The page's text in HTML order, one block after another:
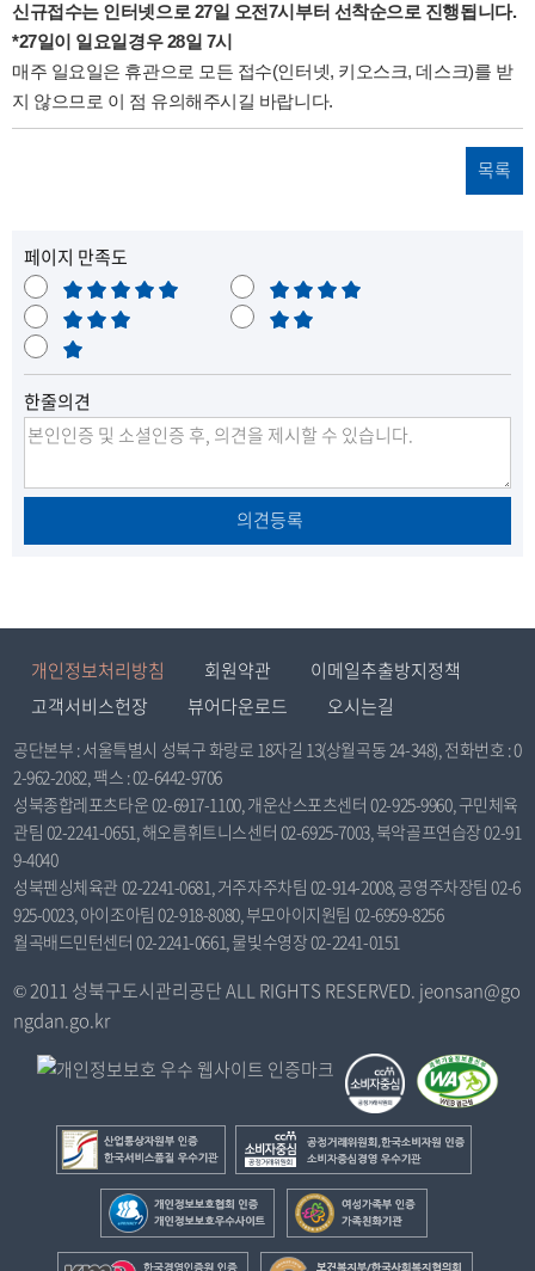
신규접수는 인터넷으로 27일 오전7시부터 선착순으로 진행됩니다.
*27일이 일요일경우 28일 7시
매주 일요일은 휴관으로 모든 접수(인터넷, 키오스크, 데스크)를 받
지 않으므로 이 점 유의해주시길 바랍니다.
목록
페이지 만족도
매
우
만
족
만
족
보
통
불
매
우
불
만
한줄의견
의견등록
개인정보처리방침 회원약관
이메일추출방지정책
고객서비스헌장
뷰어다운로드 오시는길
공단본부 : 서울특별시 성북구 화랑로 18자길 13(상월곡동 24-348), 전화번호 : 0
2-962-2082, 팩스 : 02-6442-9706
성북종합레포츠타운 02-6917-1100, 개운산스포츠센터 02-925-9960, 구민체육
관팀 02-2241-0651, 해오름휘트니스센터 02-6925-7003, 북악골프연습장 02-91
9-4040
성북펜싱체육관 02-2241-0681, 거주자주차팀 02-914-2008, 공영주차장팀 02-6
925-0023, 아이조아팀 02-918-8080, 부모아이지원팀 02-6959-8256
월곡배드민턴센터 02-2241-0661, 물빛수영장 02-2241-0151
© 2011 성북구도시관리공단 ALL RIGHTS RESERVED. jeonsan@go
ngdan.go.kr
산
업
통
상
자
공
정
거
래
위
개
인
정
여
성
가
한 보